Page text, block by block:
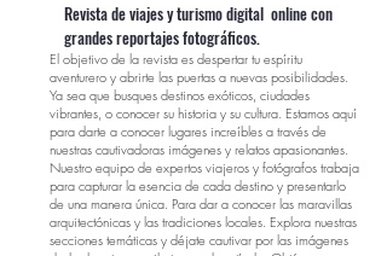
Revista de viajes y turismo digital online con
grandes reportajes fotográficos.
El objetivo de la revista es despertar tu espíritu
aventurero y abrirte las puertas a nuevas posibilidades.
Ya sea que busques destinos exóticos, ciudades
vibrantes, o conocer su historia y su cultura. Estamos aquí
para darte a conocer lugares increíbles a través de
nuestras cautivadoras imágenes y relatos apasionantes.
Nuestro equipo de expertos viajeros y fotógrafos trabaja
para capturar la esencia de cada destino y presentarlo
de una manera única. Para dar a conocer las maravillas
arquitectónicas y las tradiciones locales. Explora nuestras
secciones temáticas y déjate cautivar por las imágenes